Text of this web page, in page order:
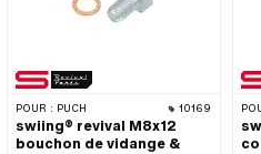
POUR : PUCH 10169
swiing® revival M8x12
bouchon de vidange &